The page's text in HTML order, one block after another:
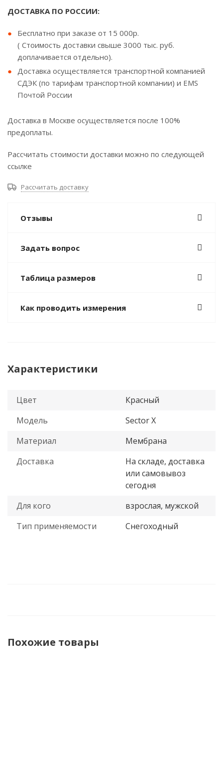
ДОСТАВКА ПО РОССИИ:
Бесплатно при заказе от 15 000р.
( Стоимость доставки свыше 3000 тыс. руб.
доплачивается отдельно).
Доставка осуществляется транспортной компанией
СДЭК (по тарифам транспортной компании) и EMS
Почтой России
Доставка в Москве осуществляется после 100%
предоплаты.
Рассчитать стоимости доставки можно по следующей
ссылке
Рассчитать доставку
Отзывы
Задать вопрос
Таблица размеров
Как проводить измерения
Характеристики
Цвет
Красный
Модель
Sector X
Материал
Мембрана
Доставка
На складе, доставка
или самовывоз
сегодня
Для кого
взрослая, мужской
Тип применяемости
Снегоходный
Похожие товары